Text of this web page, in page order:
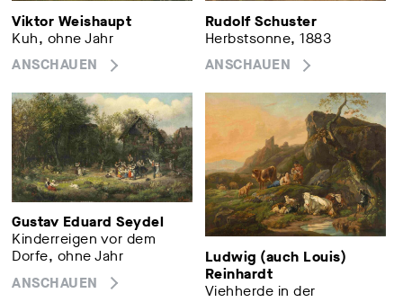
Viktor Weishaupt
Kuh, ohne Jahr
ANSCHAUEN
Rudolf Schuster
Herbstsonne, 1883
ANSCHAUEN
Gustav Eduard Seydel
Kinderreigen vor dem
Dorfe, ohne Jahr
ANSCHAUEN
Ludwig (auch Louis)
Reinhardt
Viehherde in der